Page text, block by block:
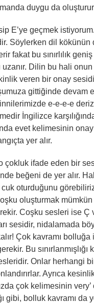
duygu da
E’ye geçmek
Söylerken dil kökünün
fakat bu sınırlılık
uzanır. Dilin bu hali
veren bir onay
gittiğinde
e-e-e-e
İngilizce
evet kelimesinin
yer alır.
çokluk ifade eden bir
beğeni de yer alır.
cuk oturduğunu
oluşturmak
Coşku sesleri ise Ç
sesidir, nidalamada
Çok kavramı
Bu
Onlar herhangi
Ayrıca
çok kelimesinin
gibi, bolluk kavramı da